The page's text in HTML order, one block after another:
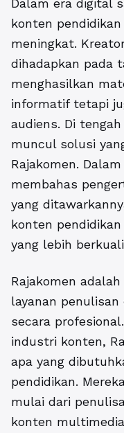
konten
meningkat.
dihadapkan pada
menghasilkan
informatif tetapi
audiens. Di
muncul solusi
Rajakomen.
membahas
yang
konten
yang lebih
Rajakomen
layanan
secara profesional.
industri konten,
apa yang
pendidikan.
mulai dari
konten